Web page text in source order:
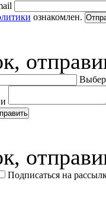
ознакомлен.
Подписаться на